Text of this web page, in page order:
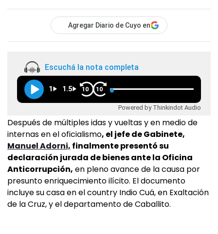
Agregar Diario de Cuyo en
Escuchá la nota completa
1 1.5 10 10
Powered by Thinkindot Audio
Después de múltiples idas y vueltas y en medio de
internas en el oficialismo, el jefe de Gabinete,
Manuel Adorni, finalmente presentó su
declaración jurada de bienes ante la Oficina
Anticorrupción, en pleno avance de la causa por
presunto enriquecimiento ilícito. El documento
incluye su casa en el country Indio Cuá, en Exaltación
de la Cruz, y el departamento de Caballito.